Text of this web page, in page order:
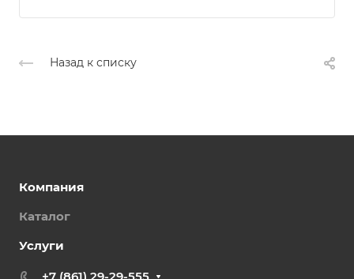
Назад к списку
Компания
Каталог
Услуги